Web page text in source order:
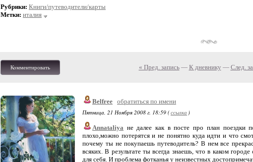
Рубрики: Книги/путеводители/карты
Метки: италия
Комментировать « Пред. запись— К дневнику — След.
Belfree обратиться по имени
Пятница, 21 Ноября 2008 г. 18:59 (ссылка )
Annataliya не далее как в посте про план поездки
плохо,можно потерятся и не понятно куда идти и что
почему ты не покупаешь путеводитель? В нем все
всяких. В результате ты всегда знаешь, что в каком
для себя. И проблема фотканья у неизвестных